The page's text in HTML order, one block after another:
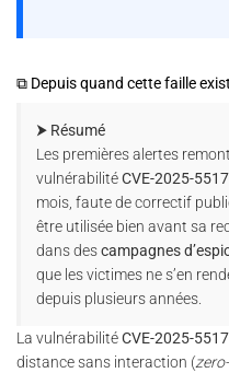
⧉ Depuis quand cette faille
⮞ Résumé
Les premières alertes
vulnérabilitéCVE-2025-
mois, faute de correctif
être utilisée bien avant sa
dans descampagnes
que les victimes ne s’en
depuis plusieurs années.
La vulnérabilitéCVE-2025-
distance sans interaction (